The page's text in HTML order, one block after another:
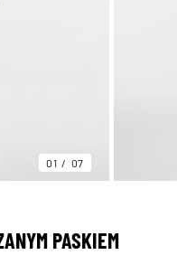
01 07
PASKIEM